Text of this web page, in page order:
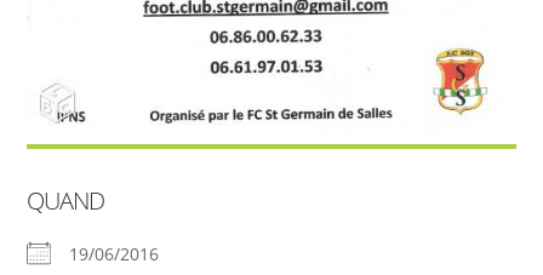
QUAND
19/06/2016